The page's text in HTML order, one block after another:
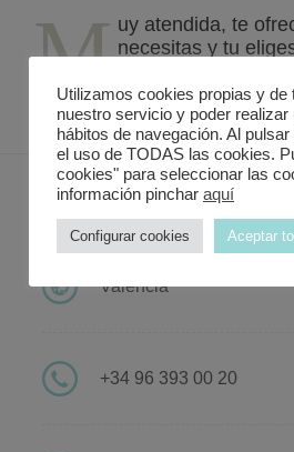
M uy atendida, te
necesitas y tu
Contacto Discover in
Valencia
+34 96 393 00 20
Utilizamos cookies propias y de
nuestro servicio y poder realizar
hábitos de navegación. Al
el uso de TODAS las cookies.
cookies" para seleccionar las
información pinchar aquí
Configurar cookies Aceptar